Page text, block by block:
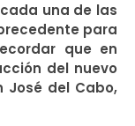
una de las
para
que en
del nuevo
José del Cabo,